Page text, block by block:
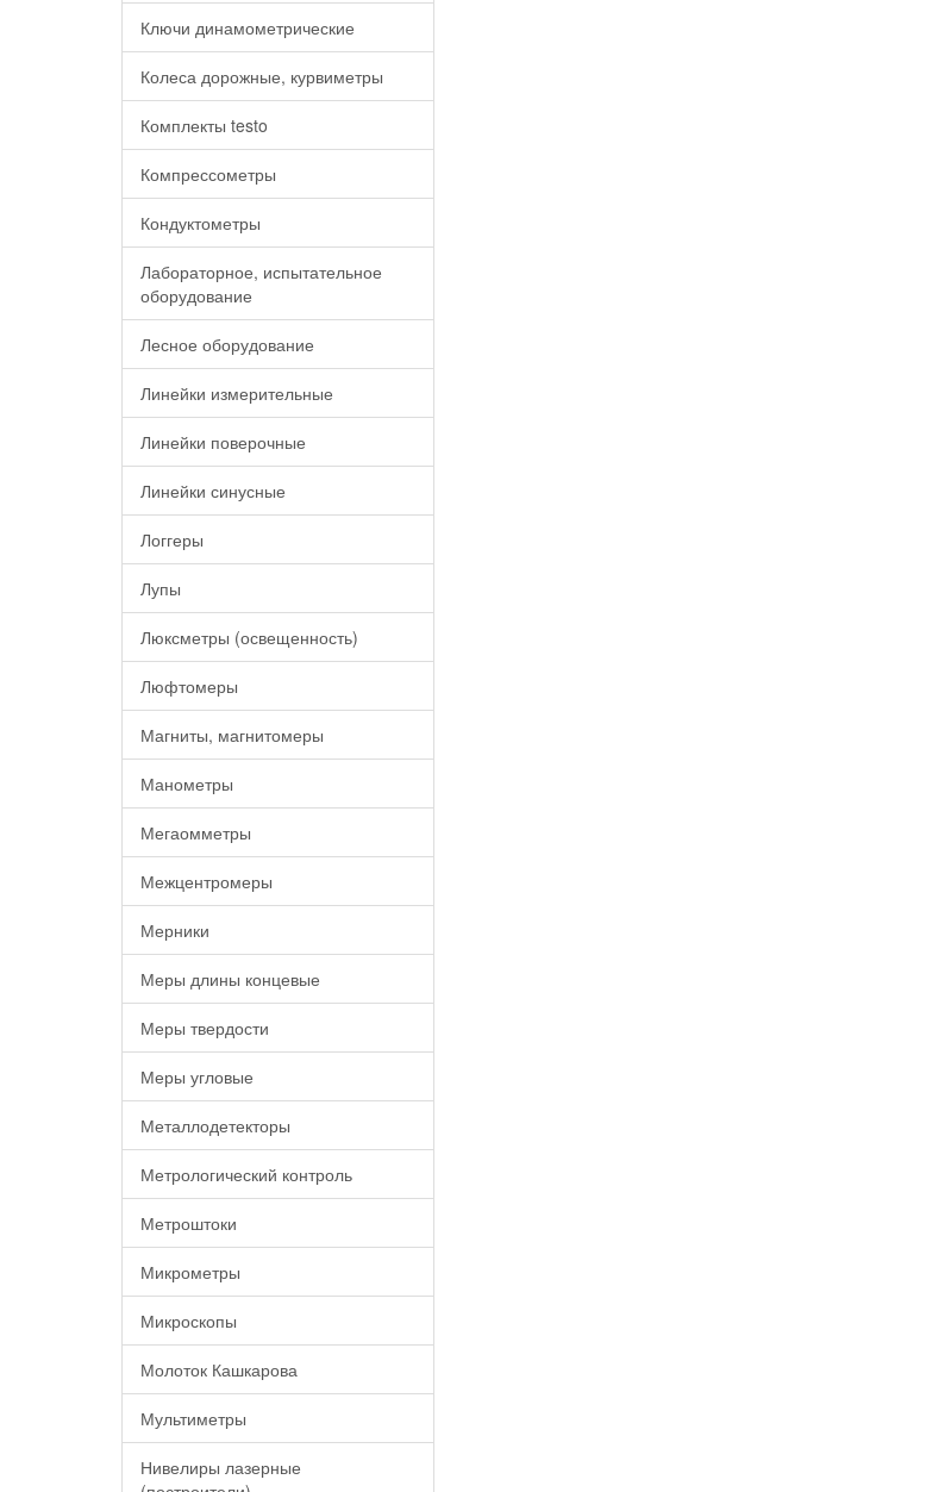
Ключи динамометрические
Колеса дорожные, курвиметры
Комплекты testo
Компрессометры
Кондуктометры
Лабораторное, испытательное
оборудование
Лесное оборудование
Линейки измерительные
Линейки поверочные
Линейки синусные
Логгеры
Лупы
Люксметры (освещенность)
Люфтомеры
Магниты, магнитомеры
Манометры
Мегаомметры
Межцентромеры
Мерники
Меры длины концевые
Меры твердости
Меры угловые
Металлодетекторы
Метрологический контроль
Метроштоки
Микрометры
Микроскопы
Молоток Кашкарова
Мультиметры
Нивелиры лазерные